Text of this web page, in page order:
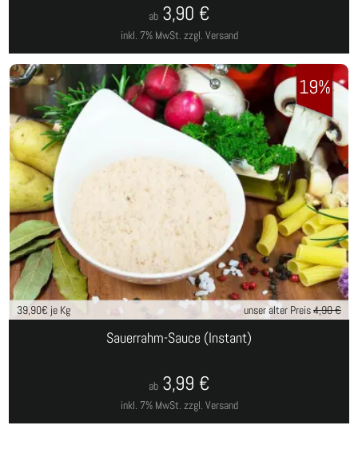
inkl. 7% MwSt. zzgl. Versand
ab 3,90 €
39,90€ je Kg unser alter Preis4,90 €
Sauerrahm-Sauce (Instant)
inkl. 7% MwSt. zzgl. Versand
ab 3,99 €
19%